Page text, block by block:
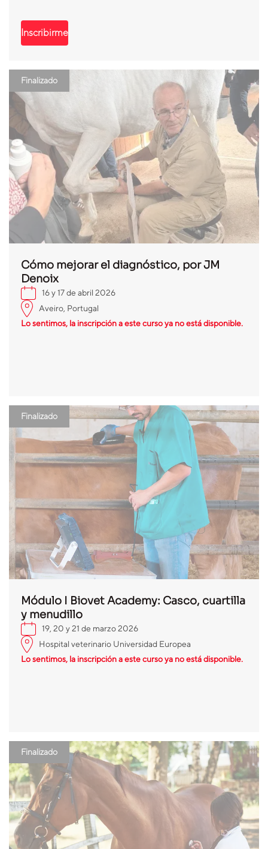
Inscribirme
Finalizado
Cómo mejorar el diagnóstico, por JM
Denoix
16 y 17 de abril 2026
Aveiro, Portugal
Lo sentimos, la inscripción a este curso ya no está disponible.
Finalizado
Módulo I Biovet Academy: Casco, cuartilla
y menudillo
19, 20 y 21 de marzo 2026
Hospital veterinario Universidad Europea
Lo sentimos, la inscripción a este curso ya no está disponible.
Finalizado